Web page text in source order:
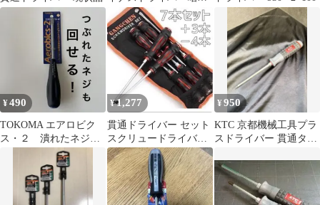
ヴィンテージ！
¥490
TOKOMA エアロビク
ス・２ 潰れたネジも
回せる！絶縁貫通ドラ
¥1,277
貫通ドライバー セット
スクリュードライバー
割柄 タガネ 叩く イン
パクト
¥950
KTC 京都機械工具プラ
スドライバー 貫通タイ